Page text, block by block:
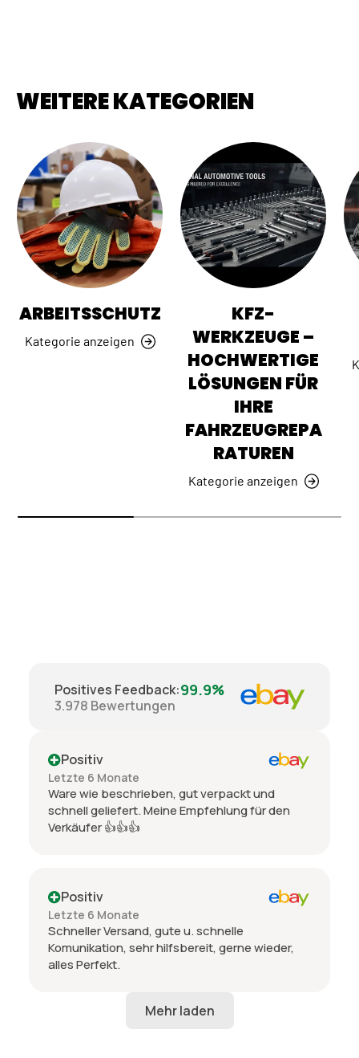
WEITERE KATEGORIEN
ARBEITSSCHUTZ
Kategorie anzeigen
KFZ-
WERKZEUGE –
HOCHWERTIGE
LÖSUNGEN FÜR
IHRE
FAHRZEUGREPA
RATUREN
Kategorie anzeigen
Positives Feedback:99.9%
3.978 Bewertungen
Positiv
Letzte 6 Monate
Ware wie beschrieben, gut verpackt und
schnell geliefert. Meine Empfehlung für den
Verkäufer 👍👍👍
Positiv
Letzte 6 Monate
Schneller Versand, gute u. schnelle
Komunikation, sehr hilfsbereit, gerne wieder,
alles Perfekt.